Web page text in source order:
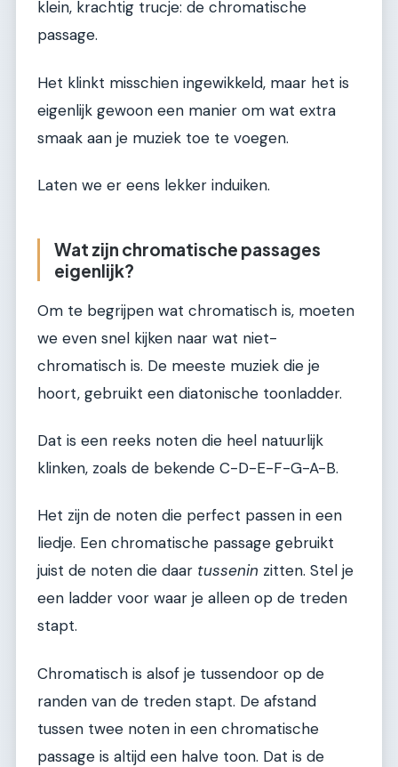
klein, krachtig trucje: de chromatische
passage.
Het klinkt misschien ingewikkeld, maar het is
eigenlijk gewoon een manier om wat extra
smaak aan je muziek toe te voegen.
Laten we er eens lekker induiken.
Wat zijn chromatische passages
eigenlijk?
Om te begrijpen wat chromatisch is, moeten
we even snel kijken naar wat niet-
chromatisch is. De meeste muziek die je
hoort, gebruikt een diatonische toonladder.
Dat is een reeks noten die heel natuurlijk
klinken, zoals de bekende C-D-E-F-G-A-B.
Het zijn de noten die perfect passen in een
liedje. Een chromatische passage gebruikt
juist de noten die daar tussenin zitten. Stel je
een ladder voor waar je alleen op de treden
stapt.
Chromatisch is alsof je tussendoor op de
randen van de treden stapt. De afstand
tussen twee noten in een chromatische
passage is altijd een halve toon. Dat is de